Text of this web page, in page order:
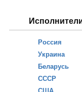
Россия
Украина
Беларусь
СССР